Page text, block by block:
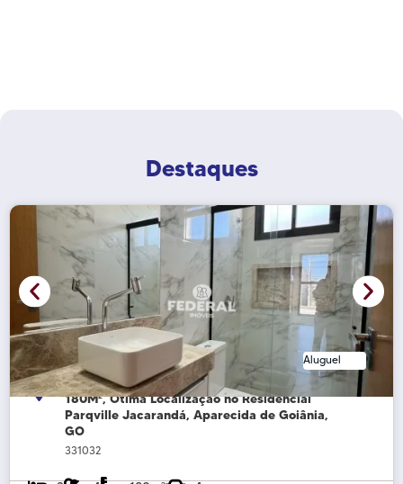
Destaques
Aluguel
Sobrado para 1º Locação Novo , 3 Suítes,
180M², Ótima Localização no Residencial
Parqville Jacarandá, Aparecida de Goiânia,
GO
331032